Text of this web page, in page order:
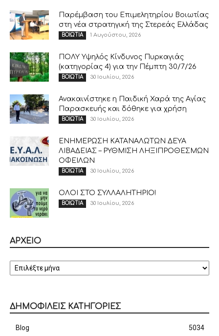
Παρέμβαση του Επιμελητηρίου Βοιωτίας
στη νέα στρατηγική της Στερεάς Ελλάδας
ΒΟΙΩΤΙΑ 1 Αυγούστου, 2026
ΠΟΛΥ Υψηλός Κίνδυνος Πυρκαγιάς
(κατηγορίας 4) για την Πέμπτη 30/7/26
ΒΟΙΩΤΙΑ 30 Ιουλίου, 2026
Ανακαινίστηκε η Παιδική Χαρά της Αγίας
Παρασκευής και δόθηκε για χρήση
ΒΟΙΩΤΙΑ 30 Ιουλίου, 2026
ΕΝΗΜΕΡΩΣΗ ΚΑΤΑΝΑΛΩΤΩΝ ΔΕΥΑ
ΛΙΒΑΔΕΙΑΣ – ΡΥΘΜΙΣΗ ΛΗΞΙΠΡΟΘΕΣΜΩΝ
ΟΦΕΙΛΩΝ
ΒΟΙΩΤΙΑ 30 Ιουλίου, 2026
ΟΛΟΙ ΣΤΟ ΣΥΛΛΑΛΗΤΗΡΙΟ!
ΒΟΙΩΤΙΑ 30 Ιουλίου, 2026
ΑΡΧΕΙΟ
ΔΗΜΟΦΙΛΕΙΣ ΚΑΤΗΓΟΡΙΕΣ
Blog
5034